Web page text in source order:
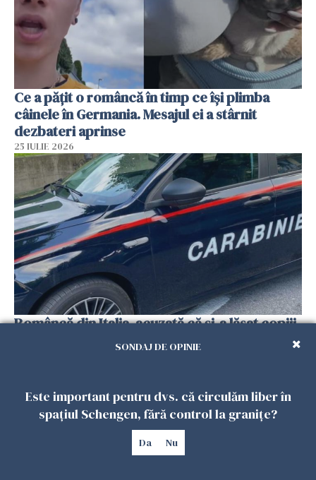
Ce a pățit o româncă în timp ce își plimba
câinele în Germania. Mesajul ei a stârnit
dezbateri aprinse
25 IULIE 2026
Româncă din Italia, acuzată că și-a lăsat copiii
singuri în casă pentru a merge la mall. Vecinii
SONDAJ DE OPINIE
Este important pentru dvs. că circulăm liber în
spațiul Schengen, fără control la granițe?
Da Nu